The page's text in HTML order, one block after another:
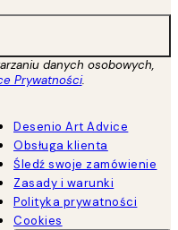
danych osobowych,
Prywatności.
Desenio Art Advice
Obsługa klienta
Śledź swoje zamówienie
Zasady i warunki
Polityka prywatności
Cookies